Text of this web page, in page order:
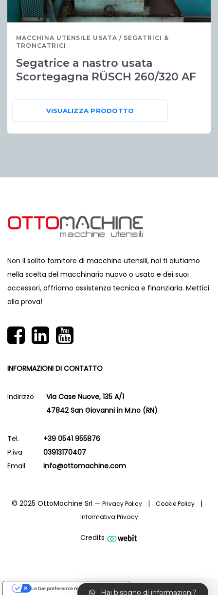
MACCHINA UTENSILE USATA / SEGATRICI &
TRONCATRICI
Segatrice a nastro usata
Scortegagna RÜSCH 260/320 AF
VISUALIZZA PRODOTTO
Non il solito fornitore di macchine utensili, noi ti aiutiamo
nella scelta del macchinario nuovo o usato e dei suoi
accessori, offriamo assistenza tecnica e finanziaria. Mettici
alla prova!
INFORMAZIONI DI CONTATTO
Indirizzo
Via Case Nuove, 135 A/1
47842 San Giovanni in M.no (RN)
Tel.
+39 0541 955876
P.iva
03913170407
Email
info@ottomachine.com
© 2025 OttoMachine Srl — Privacy Policy | Cookie Policy |
Informativa Privacy
Credits
Hai bisogno di informazioni?
Le tue preferenze relative alla privacy